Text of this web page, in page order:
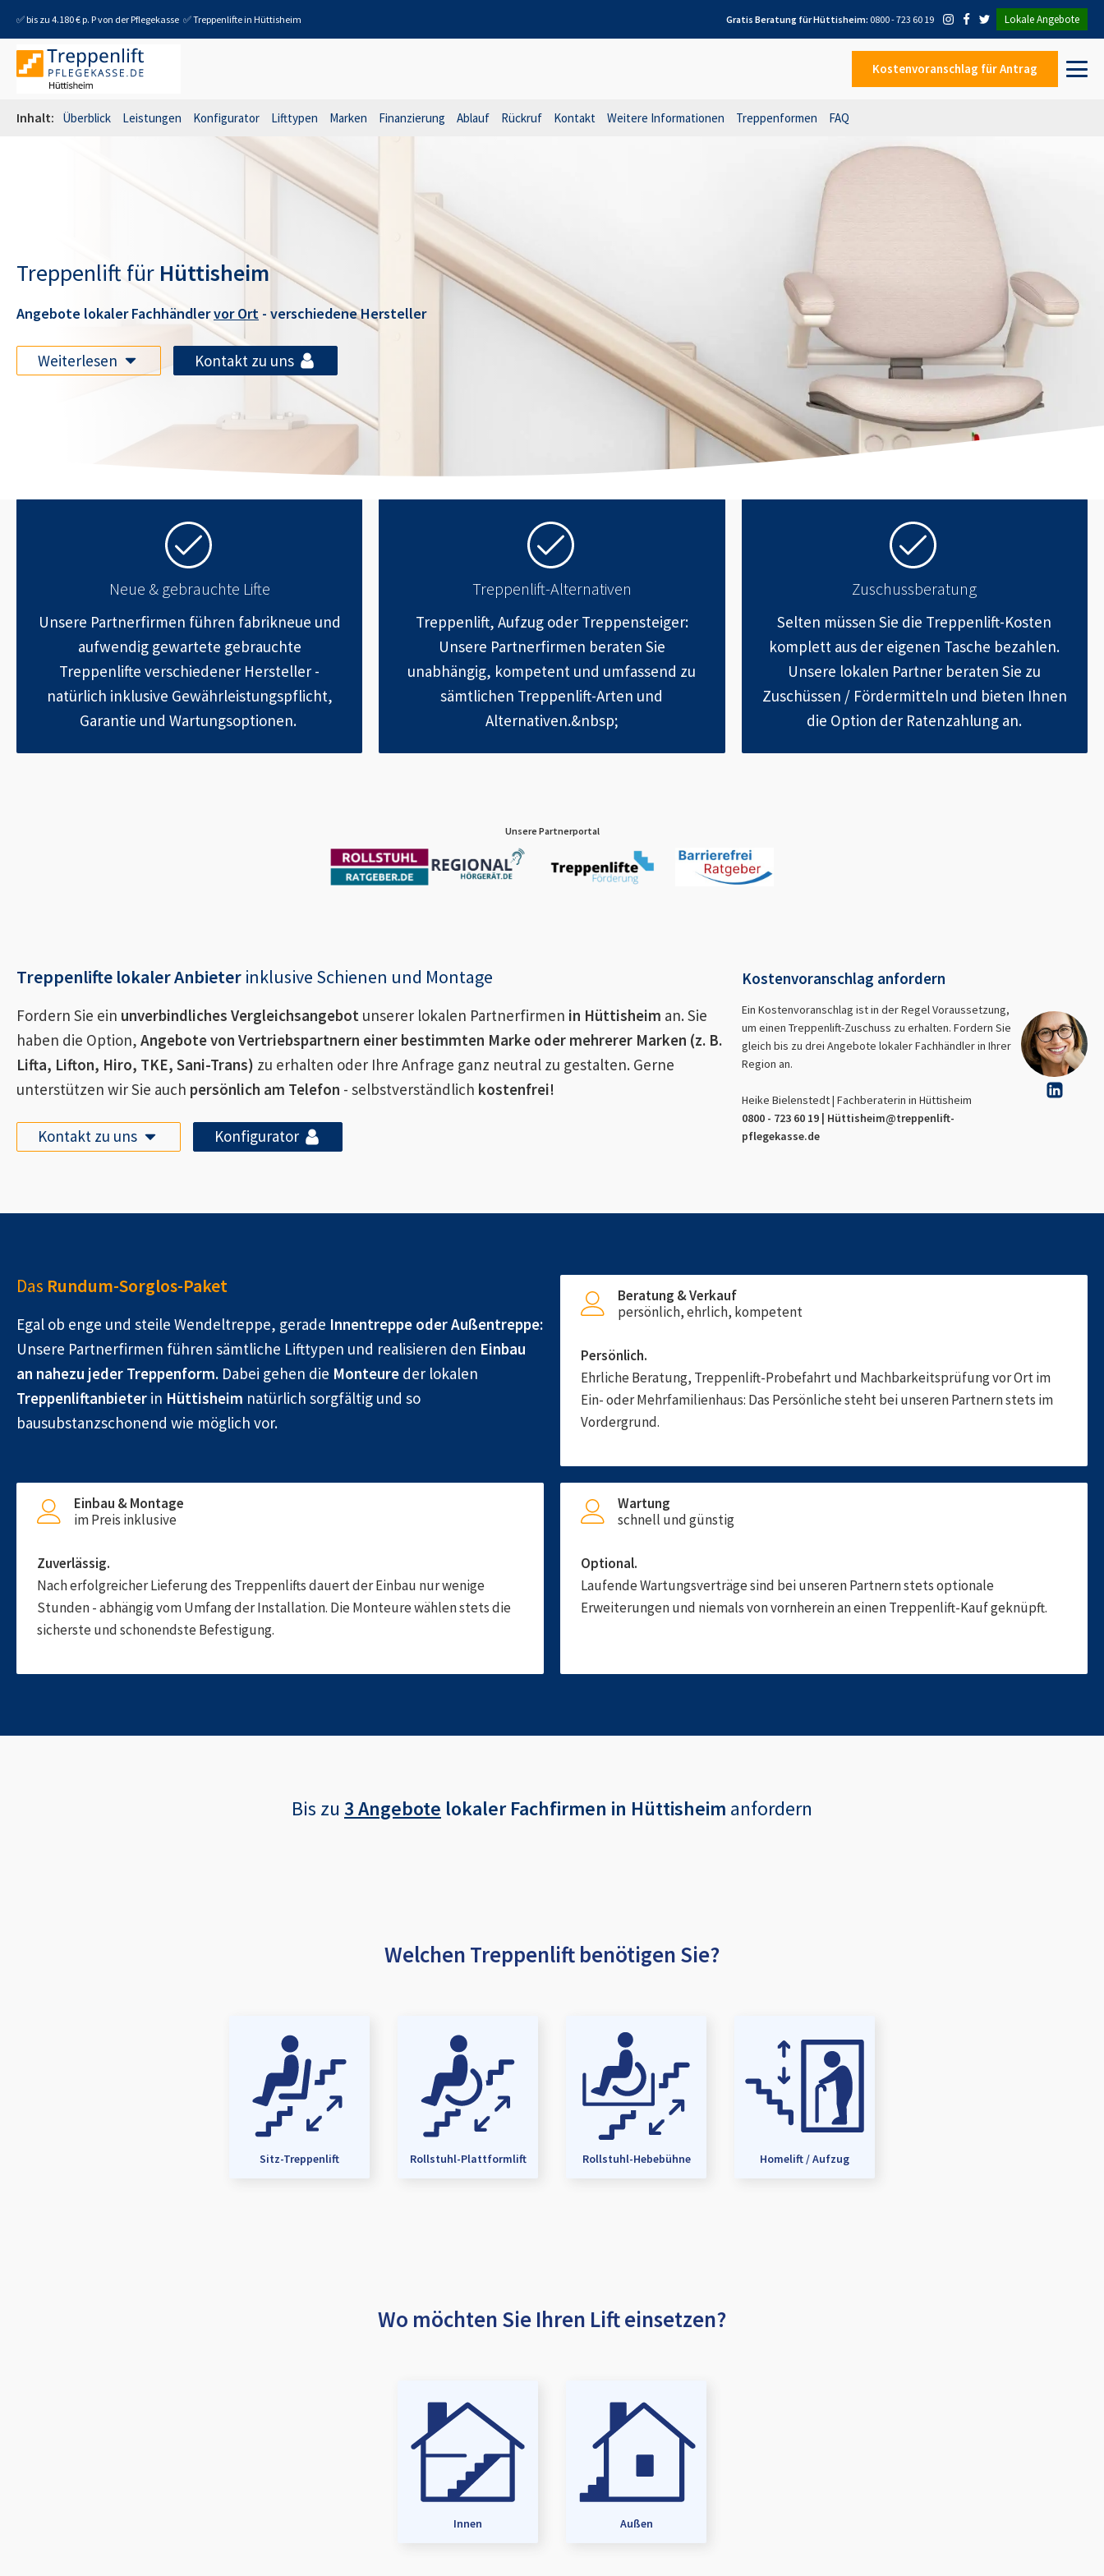
✅ bis zu 4.180 € p. P von der Pflegekasse ✅ Treppenlifte in Hüttisheim Gratis Beratung fürHüttisheim: 0800 - 723 60 19 Lokale Angebote
Kostenvoranschlag für Antrag
Inhalt: Überblick Leistungen Konfigurator Lifttypen Marken Finanzierung Ablauf Rückruf Kontakt Weitere Informationen Treppenformen FAQ
Treppenlift für Hüttisheim
Angebote lokaler Fachhändlervor Ort - verschiedene Hersteller
Weiterlesen Kontakt zu uns
Neue & gebrauchte Lifte
Unsere Partnerfirmen führen fabrikneue und
aufwendig gewartete gebrauchte
Treppenlifte verschiedener Hersteller -
natürlich inklusive Gewährleistungspflicht,
Garantie und Wartungsoptionen.
Treppenlift-Alternativen
Treppenlift, Aufzug oder Treppensteiger:
Unsere Partnerfirmen beraten Sie
unabhängig, kompetent und umfassend zu
sämtlichen Treppenlift-Arten und
Alternativen.&nbsp;
Zuschussberatung
Selten müssen Sie die Treppenlift-Kosten
komplett aus der eigenen Tasche bezahlen.
Unsere lokalen Partner beraten Sie zu
Zuschüssen / Fördermitteln und bieten Ihnen
die Option der Ratenzahlung an.
Unsere Partnerportal
Treppenlifte lokaler Anbieter inklusive Schienen und Montage
Fordern Sie ein unverbindliches Vergleichsangebot unserer lokalen Partnerfirmen in Hüttisheim an. Sie
haben die Option, Angebote von Vertriebspartnern einer bestimmten Marke oder mehrerer Marken (z. B.
Lifta, Lifton, Hiro, TKE, Sani-Trans) zu erhalten oder Ihre Anfrage ganz neutral zu gestalten. Gerne
unterstützen wir Sie auch persönlich am Telefon - selbstverständlich kostenfrei!
Kontakt zu uns Konfigurator
Kostenvoranschlag anfordern
Ein Kostenvoranschlag ist in der Regel Voraussetzung,
um einen Treppenlift-Zuschuss zu erhalten. Fordern Sie
gleich bis zu drei Angebote lokaler Fachhändler in Ihrer
Region an.
Heike Bielenstedt | Fachberaterin in Hüttisheim
0800 - 723 60 19 | Hüttisheim@treppenlift-
pflegekasse.de
Das Rundum-Sorglos-Paket
Egal ob enge und steile Wendeltreppe, gerade Innentreppe oder Außentreppe:
Unsere Partnerfirmen führen sämtliche Lifttypen und realisieren den Einbau
an nahezu jeder Treppenform. Dabei gehen die Monteure der lokalen
Treppenliftanbieter in Hüttisheim natürlich sorgfältig und so
bausubstanzschonend wie möglich vor.
Beratung & Verkauf
persönlich, ehrlich, kompetent
Persönlich.
Ehrliche Beratung, Treppenlift-Probefahrt und Machbarkeitsprüfung vor Ort im
Ein- oder Mehrfamilienhaus: Das Persönliche steht bei unseren Partnern stets im
Vordergrund.
Einbau & Montage
im Preis inklusive
Zuverlässig.
Nach erfolgreicher Lieferung des Treppenlifts dauert der Einbau nur wenige
Stunden - abhängig vom Umfang der Installation. Die Monteure wählen stets die
sicherste und schonendste Befestigung.
Wartung
schnell und günstig
Optional.
Laufende Wartungsverträge sind bei unseren Partnern stets optionale
Erweiterungen und niemals von vornherein an einen Treppenlift-Kauf geknüpft.
Bis zu 3 Angebote lokaler Fachfirmen in Hüttisheim anfordern
Welchen Treppenlift benötigen Sie?
Sitz-Treppenlift Rollstuhl-Plattformlift Rollstuhl-Hebebühne Homelift / Aufzug
Wo möchten Sie Ihren Lift einsetzen?
Innen Außen